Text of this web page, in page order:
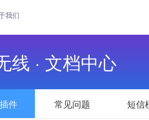
我们
线 · 文档中心
件 常见问题 短信